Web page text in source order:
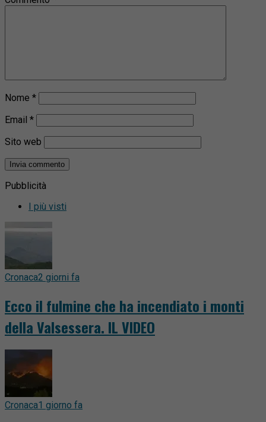
Nome *
Email *
Sito web
Pubblicità
I più visti
Cronaca2 giorni fa
Ecco il fulmine che ha incendiato i monti
della Valsessera. IL VIDEO
Cronaca1 giorno fa